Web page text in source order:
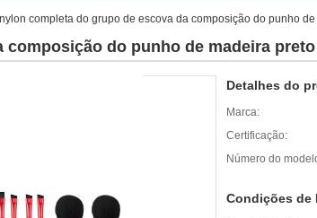
completa do grupo de escova da composição do punho
do punho de madeira
Detalhes do
Marca:
Certificação:
Número do
Condições de